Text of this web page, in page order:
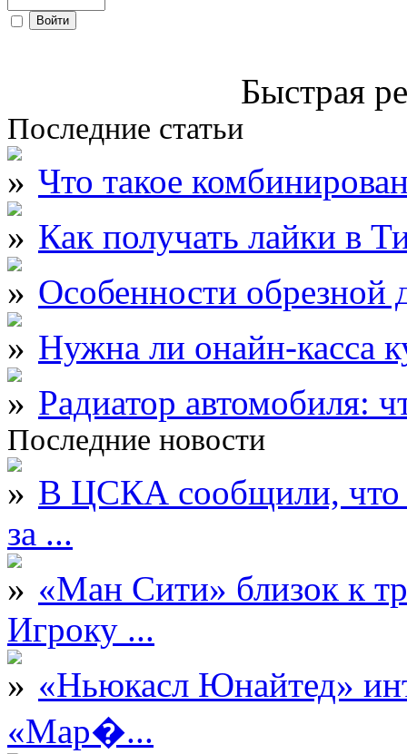
Быстрая
Последние статьи
Что такое
Как получать лайки в
Особенности обрезной
Нужна ли онайн-касса
Радиатор автомобиля:
Последние новости
В ЦСКА сообщили, что
за ...
«Ман Сити» близок к
Игроку ...
«Ньюкасл Юнайтед»
«Мар�...